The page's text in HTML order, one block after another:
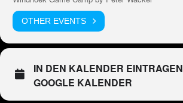
OTHER EVENTS
IN DEN KALENDER EINTRAGEN
GOOGLE KALENDER